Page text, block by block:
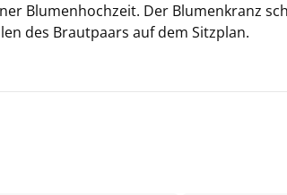
Blu­men­hoch­zeit. Der Blu­men­kranz
des Braut­paars auf dem Sitz­plan.